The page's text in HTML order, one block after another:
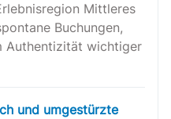
Mittleres
Buchungen,
Authentizität wichtiger
und umgestürzte